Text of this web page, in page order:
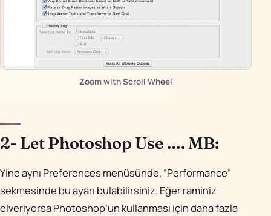
Zoom with Scroll Wheel
2- Let Photoshop Use …. MB:
Yine aynı Preferences menüsünde, “Performance”
sekmesinde bu ayarı bulabilirsiniz. Eğer raminiz
elveriyorsa Photoshop’un kullanması için daha fazla